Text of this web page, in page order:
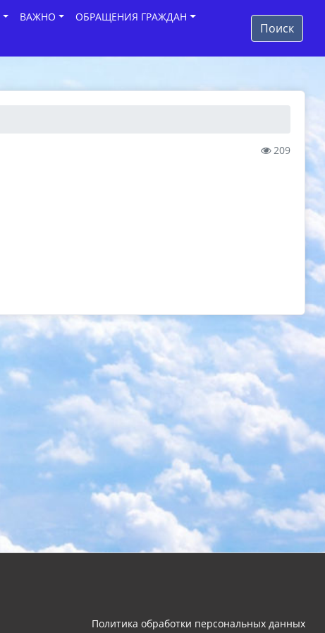
ВАЖНО
ОБРАЩЕНИЯ ГРАЖДАН
Поиск
209
Политика обработки персональных данных